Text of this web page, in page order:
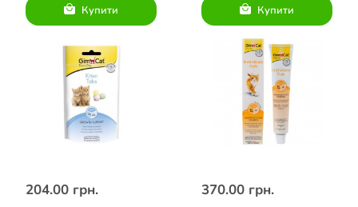
Купити Купити
204.00 грн. 370.00 грн.